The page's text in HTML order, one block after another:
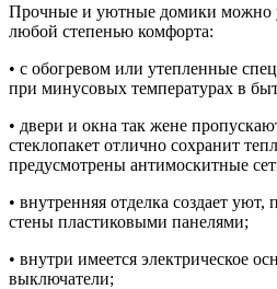
Прочные и уютные домики можно
любой степенью комфорта:
• с обогревом или утепленные
при минусовых температурах в
• двери и окна так жене
стеклопакет отлично сохранит
предусмотрены антимоскитные
• внутренняя отделка создает
стены пластиковыми панелями;
• внутри имеется электрическое
выключатели;